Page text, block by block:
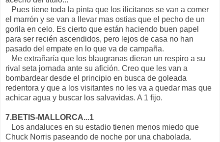
Pues tiene toda la pinta que los ilicitanos se van a comer
el marrón y se van a llevar mas ostias que el pecho de un
gorila en celo. Es cierto que están haciendo buen papel
para ser recién ascendidos, pero lejos de casa no han
pasado del empate en lo que va de campaña.
Me extrañaría que los blaugranas dieran un respiro a su
rival seta jornada ante su afición. Creo que les van a
bombardear desde el principio en busca de goleada
redentora y que a los visitantes no les va a quedar mas que
achicar agua y buscar los salvavidas. A 1 fijo.
7.BETIS-MALLORCA...1
Los andaluces en su estadio tienen menos miedo que
Chuck Norris paseando de noche por una chabolada.